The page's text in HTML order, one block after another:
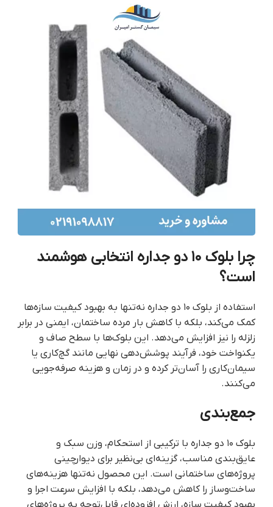
چرا بلوک ۱۰ دو جداره انتخابی هوشمند
است؟
استفاده از بلوک ۱۰ دو جداره نه‌تنها به بهبود کیفیت سازه‌ها
کمک می‌کند، بلکه با کاهش بار مرده ساختمان، ایمنی در برابر
زلزله را نیز افزایش می‌دهد. این بلوک‌ها با سطح صاف و
یکنواخت خود، فرآیند پوشش‌دهی نهایی مانند گچ‌کاری یا
سیمان‌کاری را آسان‌تر کرده و در زمان و هزینه صرفه‌جویی
می‌کنند.
جمع‌بندی
بلوک ۱۰ دو جداره با ترکیبی از استحکام، وزن سبک و
عایق‌بندی مناسب، گزینه‌ای بی‌نظیر برای دیوارچینی
پروژه‌های ساختمانی است. این محصول نه‌تنها هزینه‌های
ساخت‌وساز را کاهش می‌دهد، بلکه با افزایش سرعت اجرا و
بهبود کیفیت سازه، ارزش افزوده‌ای قابل‌توجه به پروژه‌های